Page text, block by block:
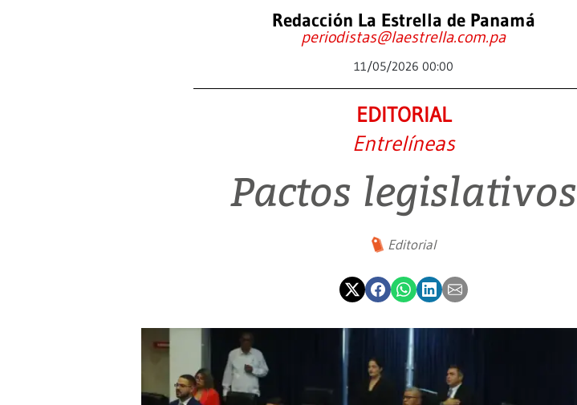
Redacción La Estrella de Panamá
periodistas@laestrella.com.pa
11/05/2026 00:00
EDITORIAL
Entrelíneas
Pactos legislativos
Editorial